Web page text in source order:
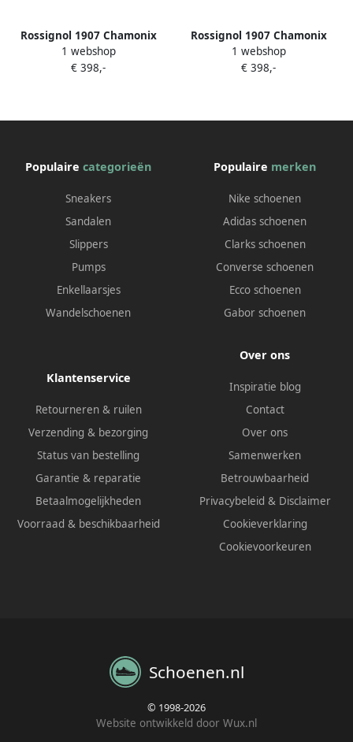
Rossignol 1907 Chamonix
enkellaarzen Zwart
1 webshop
€ 398,-
Rossignol 1907 Chamonix
enkellaarzen Bruin
1 webshop
€ 398,-
Populaire categorieën
Sneakers
Sandalen
Slippers
Pumps
Enkellaarsjes
Wandelschoenen
Populaire merken
Nike schoenen
Adidas schoenen
Clarks schoenen
Converse schoenen
Ecco schoenen
Gabor schoenen
Klantenservice
Retourneren & ruilen
Verzending & bezorging
Status van bestelling
Garantie & reparatie
Betaalmogelijkheden
Voorraad & beschikbaarheid
Over ons
Inspiratie blog
Contact
Over ons
Samenwerken
Betrouwbaarheid
Privacybeleid & Disclaimer
Cookieverklaring
Cookievoorkeuren
Schoenen.nl
© 1998-2026
Website ontwikkeld door Wux.nl